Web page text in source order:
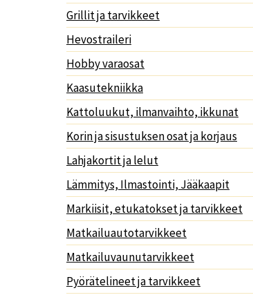
Grillit ja tarvikkeet
Hevostraileri
Hobby varaosat
Kaasutekniikka
Kattoluukut, ilmanvaihto, ikkunat
Korin ja sisustuksen osat ja korjaus
Lahjakortit ja lelut
Lämmitys, Ilmastointi, Jääkaapit
Markiisit, etukatokset ja tarvikkeet
Matkailuautotarvikkeet
Matkailuvaunutarvikkeet
Pyörätelineet ja tarvikkeet